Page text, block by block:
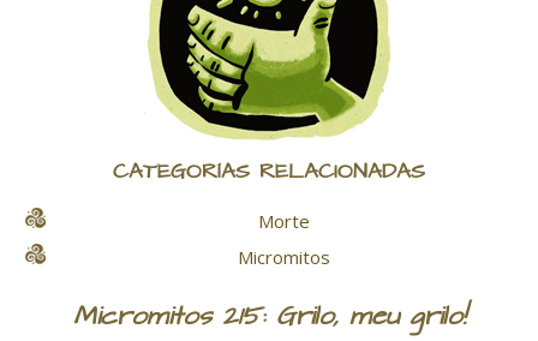
CATEGORÍAS RELACIONADAS
Morte
Micromitos
Micromitos 215: Grilo, meu grilo!